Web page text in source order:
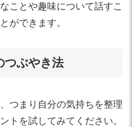
ことや趣味について話すこ
ができます。
つぶやき法
つまり自分の気持ちを整理
トを試してみてください。